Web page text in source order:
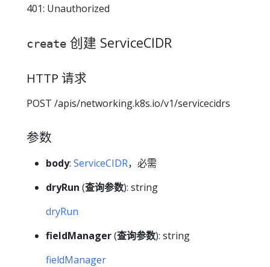
401: Unauthorized
create 创建 ServiceCIDR
HTTP 请求
POST /apis/networking.k8s.io/v1/servicecidrs
参数
body: ServiceCIDR，必需
dryRun (查询参数): string
dryRun
fieldManager(查询参数): string
fieldManager